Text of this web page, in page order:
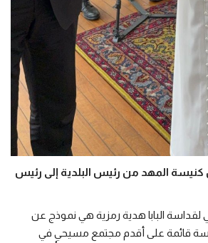
المهد من رئيس البلدية إلى رئيس
لقداسة البابا هدية رمزية هي نموذج عن
قائمة على أقدم مجتمع مسيحي في